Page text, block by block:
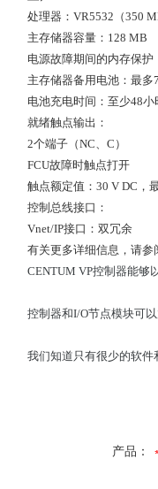
处理器：VR5532（350
主存储器容量：128 MB
电源故障期间的内存保护
主存储器备用电池：最多
电池充电时间：至少48小
就绪触点输出：
2个端子（NC、C）
FCU故障时触点打开
触点额定值：30 V DC，
控制总线接口：
Vnet/IP接口：双冗余
有关更多详细信息，请参
CENTUM VP控制器能够
控制器和I/O节点模块可
我们知道只有很少的软件
产品：